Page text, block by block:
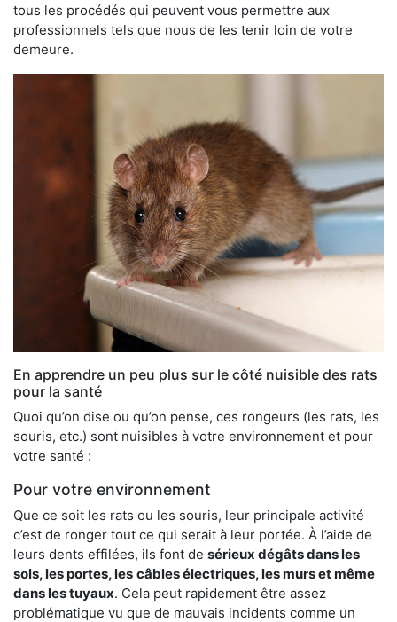
tous les procédés qui peuvent vous permettre aux
professionnels tels que nous de les tenir loin de votre
demeure.
En apprendre un peu plus sur le côté nuisible des rats
pour la santé
Quoi qu’on dise ou qu’on pense, ces rongeurs (les rats, les
souris, etc.) sont nuisibles à votre environnement et pour
votre santé :
Pour votre environnement
Que ce soit les rats ou les souris, leur principale activité
c’est de ronger tout ce qui serait à leur portée. À l’aide de
leurs dents effilées, ils font de sérieux dégâts dans les
sols, les portes, les câbles électriques, les murs et même
dans les tuyaux. Cela peut rapidement être assez
problématique vu que de mauvais incidents comme un